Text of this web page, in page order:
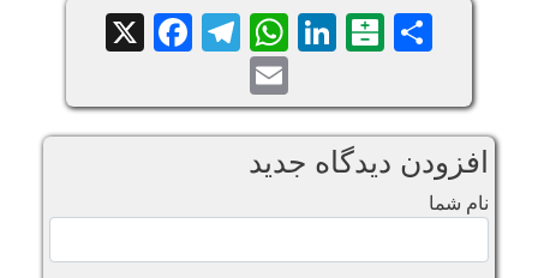
Share
Balatarin
LinkedIn
WhatsApp
Telegram
Facebook
X
Email
افزودن دیدگاه جدید
نام شما